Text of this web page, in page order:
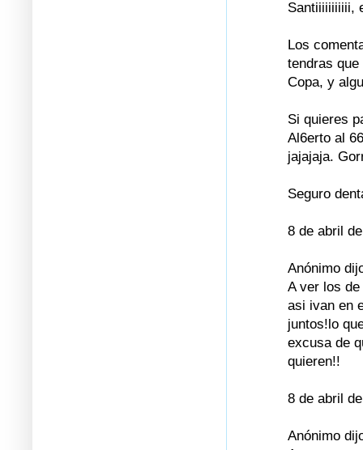
Santiiiiiiiiiii,
Los
tendras
Copa, y
Si quieres
Al6erto al
jajajaja.
Seguro
8 de abril
Anónimo
A ver los
asi ivan en
juntos!lo
excusa de
quieren!!
8 de abril
Anónimo